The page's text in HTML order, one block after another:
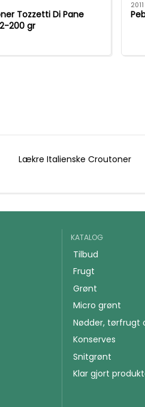
Tozzetti Di Pane
200 gr
2011
Lækre Italienske Croutoner
KATALOG
Tilbud
Frugt
Grønt
Micro grønt
Nødder, tørfrugt
Konserves
Snitgrønt
Klar gjort